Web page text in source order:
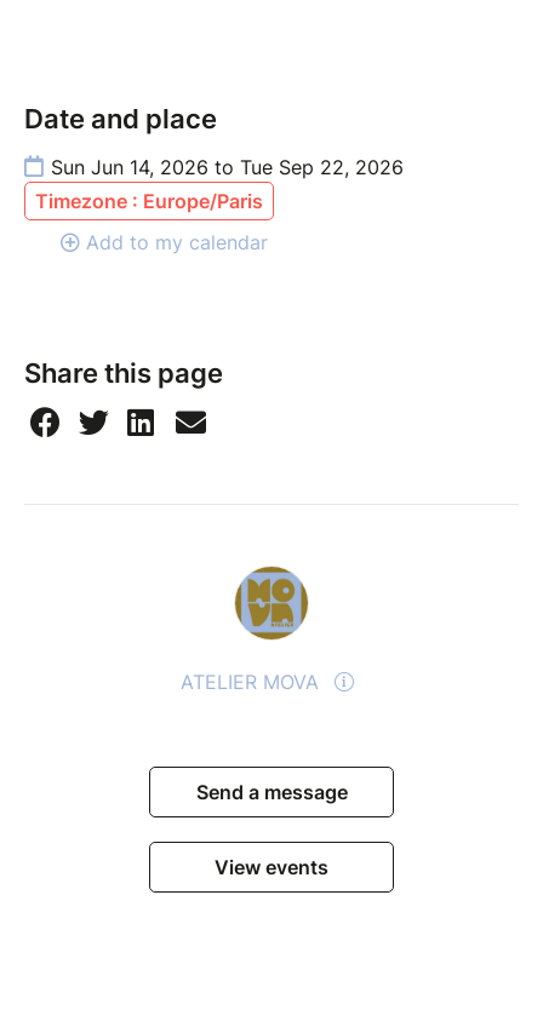
Date and place
Sun Jun 14, 2026 to Tue Sep 22, 2026
Timezone : Europe/Paris
Add to my calendar
Share this page
ATELIER MOVA
Send a message
View events